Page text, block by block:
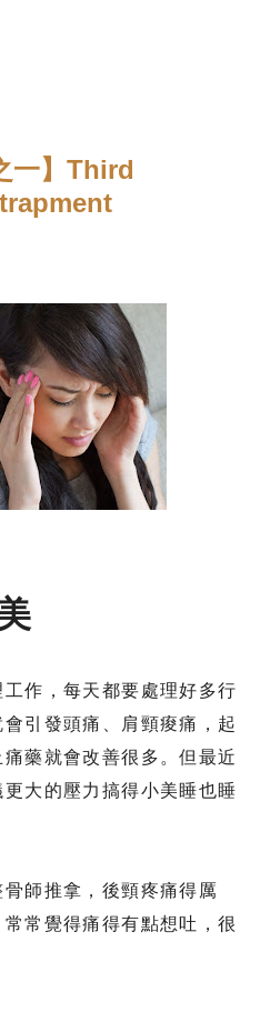
一】Third
作，每天都要處理好多行
引發頭痛、肩頸痠痛，起
藥就會改善很多。但最近
大的壓力搞得小美睡也睡
師推拿，後頸疼痛得厲
常覺得痛得有點想吐，很